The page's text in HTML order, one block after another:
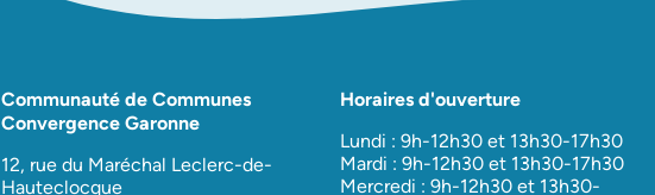
Communauté de Communes
Convergence Garonne
12, rue du Maréchal Leclerc-de-
Hauteclocque
Horaires d'ouverture
Lundi : 9h-12h30 et 13h30-17h30
Mardi : 9h-12h30 et 13h30-17h30
Mercredi : 9h-12h30 et 13h30-